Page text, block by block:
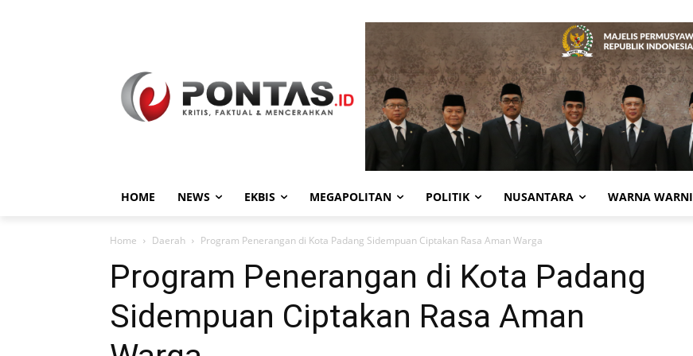
HOME NEWS EKBIS MEGAPOLITAN POLITIK NUSANTARA WARNA WARNI
Home Daerah Program Penerangan di Kota Padang Sidempuan Ciptakan Rasa Aman Warga
Program Penerangan di Kota Padang
Sidempuan Ciptakan Rasa Aman